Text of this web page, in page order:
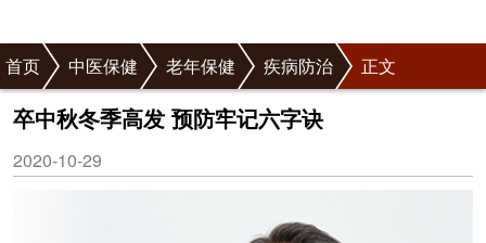
首页 中医保健 老年保健 疾病防治 正文
卒中秋冬季高发 预防牢记六字诀
2020-10-29